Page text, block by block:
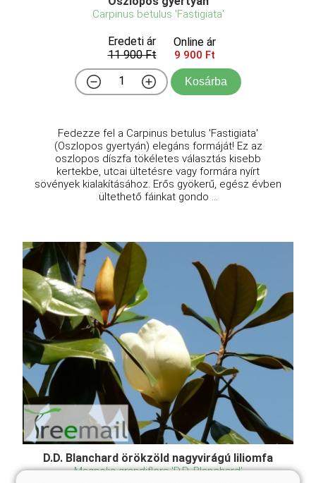
Carpinus betulus 'Fastigiata'
Eredeti ár
11 900 Ft
Online ár
9 900 Ft
Kosárba
Fedezze fel a Carpinus betulus 'Fastigiata'
(Oszlopos gyertyán) elegáns formáját! Ez az
oszlopos díszfa tökéletes választás kisebb
kertekbe, utcai ültetésre vagy formára nyírt
sövények kialakításához. Erős gyökerű, egész évben
ültethető fáinkat gondo ...
D.D. Blanchard örökzöld nagyvirágú liliomfa
Magnolia grandiflora 'D.D. Blanchard'